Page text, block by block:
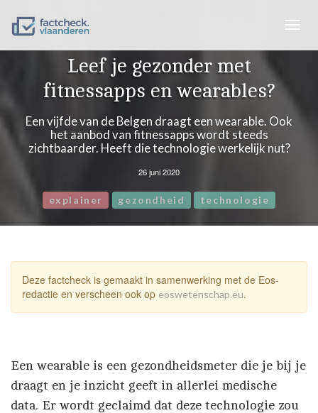
Leef je gezonder met
fitnessapps en wearables?
Een vijfde van de Belgen draagt een wearable. Ook
het aanbod van fitnessapps wordt steeds
zichtbaarder. Heeft die technologie werkelijk nut?
26 juni 2020
explainer gezondheid technologie
Deze factcheck is gemaakt in samenwerking met de Eos-
redactie en verscheen ook op eoswetenschap.eu.
Een wearable is een gezondheidsmeter die je bij je
draagt en je inzicht geeft in allerlei medische
data. Er wordt geclaimd dat deze technologie zou